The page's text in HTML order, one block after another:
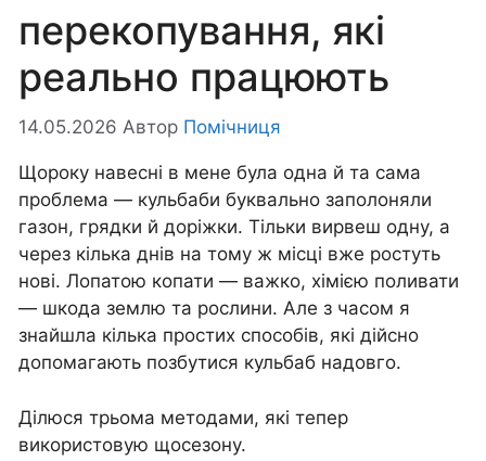
перекопування, які
реально працюють
14.05.2026 Автор Помічниця
Щороку навесні в мене була одна й та сама
проблема — кульбаби буквально заполоняли
газон, грядки й доріжки. Тільки вирвеш одну, а
через кілька днів на тому ж місці вже ростуть
нові. Лопатою копати — важко, хімією поливати
— шкода землю та рослини. Але з часом я
знайшла кілька простих способів, які дійсно
допомагають позбутися кульбаб надовго.
Ділюся трьома методами, які тепер
використовую щосезону.